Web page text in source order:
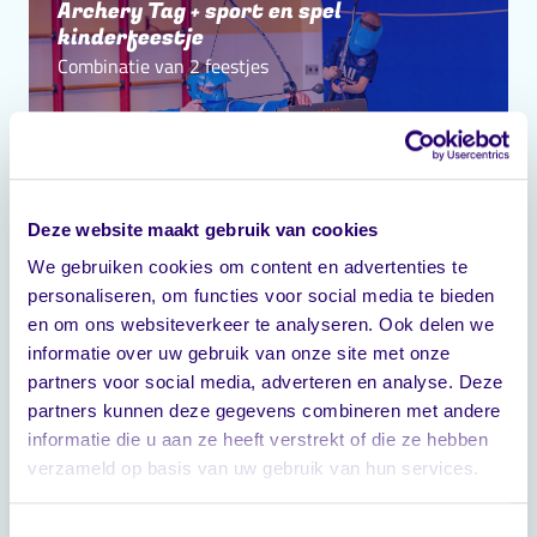
Deze website maakt gebruik van cookies
We gebruiken cookies om content en advertenties te
personaliseren, om functies voor social media te bieden
en om ons websiteverkeer te analyseren. Ook delen we
informatie over uw gebruik van onze site met onze
partners voor social media, adverteren en analyse. Deze
partners kunnen deze gegevens combineren met andere
informatie die u aan ze heeft verstrekt of die ze hebben
verzameld op basis van uw gebruik van hun services.
Archery Tag + sport en spel
kinderfeestje
Combinatie van 2 feestjes
10 - 28personen
Duur
90 min.
Locatie
Locatie: in overleg Reserveer direct
Bubbel voetbal + sport en spel
kinderfeestje
Combinatie van 2 feestjes